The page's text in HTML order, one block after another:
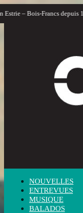
depuis 1972 |
NOUVELLES
ENTREVUES
MUSIQUE
BALADOS